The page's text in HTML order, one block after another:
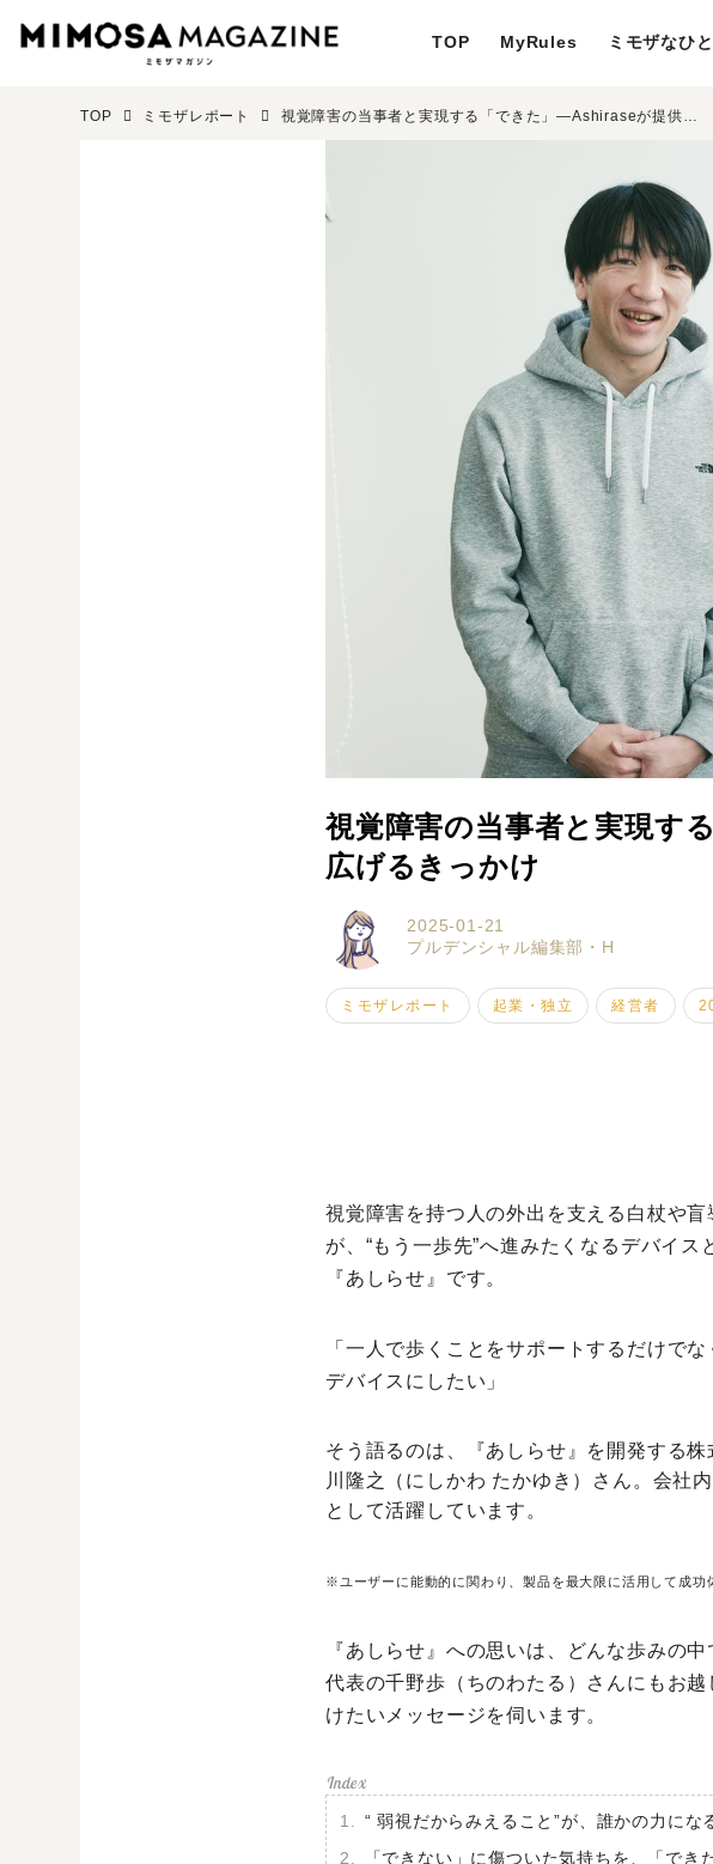
TOP MyRules ミモザなひと
TOP ミモザレポート 視覚障害の当事者と実現する「できた」―Ashiraseが提供する人生を広げるきっかけ
視覚障害の当事者と実現す
広げるきっかけ
2025-01-21
プルデンシャル編集部・H
ミモザレポート 起業・独立 経営者
視覚障害を持つ人の外出を支える白杖や
が、“もう一歩先”へ進みたくなるデバイ
『あしらせ』です。
「一人で歩くことをサポートするだけで
デバイスにしたい」
そう語るのは、『あしらせ』を開発する
川隆之（にしかわ たかゆき）さん。会社
として活躍しています。
※ユーザーに能動的に関わり、製品を最大限に活用して成功
『あしらせ』への思いは、どんな歩みの
代表の千野歩（ちのわたる）さんにもお
けたいメッセージを伺います。
“ 弱視だからみえること”が、誰かの力にな
「できない」に傷ついた気持ちを、「でき